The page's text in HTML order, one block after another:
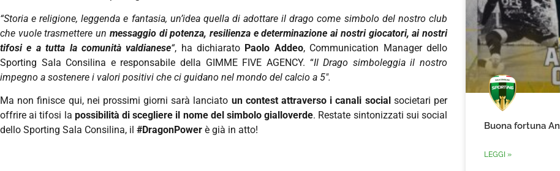
“Storia e religione, leggenda e fantasia, un’idea quella di adottare il drago come simbolo del nostro club
che vuole trasmettere un messaggio di potenza, resilienza e determinazione ai nostri giocatori, ai nostri
tifosi e a tutta la comunità valdianese“, ha dichiarato Paolo Addeo, Communication Manager dello
Sporting Sala Consilina e responsabile della GIMME FIVE AGENCY. “Il Drago simboleggia il nostro
impegno a sostenere i valori positivi che ci guidano nel mondo del calcio a 5″.
Ma non finisce qui, nei prossimi giorni sarà lanciato un contest attraverso i canali social societari per
offrire ai tifosi la possibilità di scegliere il nome del simbolo gialloverde. Restate sintonizzati sui social
dello Sporting Sala Consilina, il #DragonPower è già in atto! Buona fortuna
LEGGI »